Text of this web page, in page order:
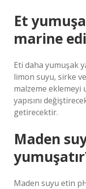
Et
marine
Eti daha yumuşak
limon suyu, sirke
malzeme eklemeyi
yapısını
getirecektir.
Maden
Maden suyu etin